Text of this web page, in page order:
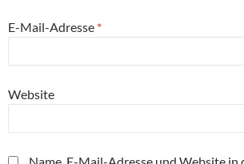
E-Mail-Adresse *
Website